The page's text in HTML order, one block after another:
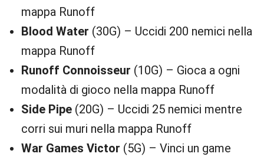
mappa Runoff
Blood Water (30G) – Uccidi 200 nemici nella
mappa Runoff
Runoff Connoisseur (10G) – Gioca a ogni
modalità di gioco nella mappa Runoff
Side Pipe (20G) – Uccidi 25 nemici mentre
corri sui muri nella mappa Runoff
War Games Victor (5G) – Vinci un game